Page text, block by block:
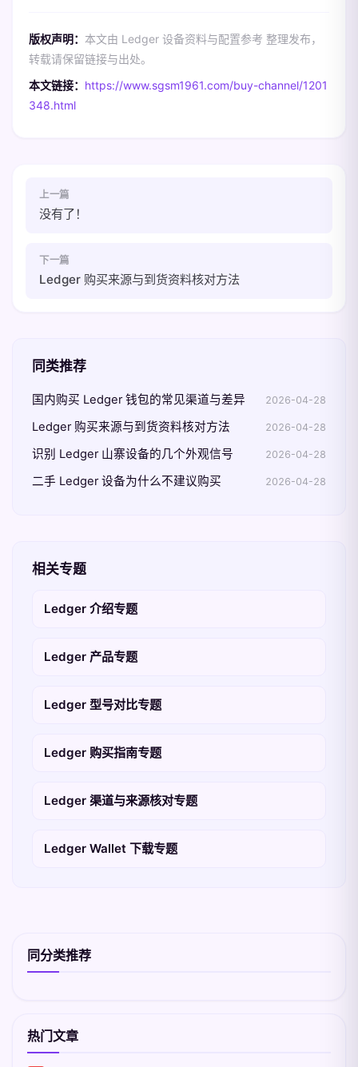
版权声明： 本文由 Ledger 设备资料与配置参考 整理发布，
转载请保留链接与出处。
本文链接： https://www.sgsm1961.com/buy-channel/1201
348.html
上一篇
没有了！
下一篇
Ledger 购买来源与到货资料核对方法
同类推荐
国内购买 Ledger 钱包的常见渠道与差异 2026-04-28
Ledger 购买来源与到货资料核对方法 2026-04-28
识别 Ledger 山寨设备的几个外观信号 2026-04-28
二手 Ledger 设备为什么不建议购买 2026-04-28
相关专题
Ledger 介绍专题
Ledger 产品专题
Ledger 型号对比专题
Ledger 购买指南专题
Ledger 渠道与来源核对专题
Ledger Wallet 下载专题
同分类推荐
热门文章